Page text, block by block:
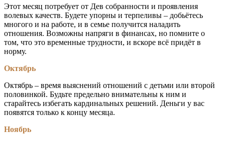
Этот месяц потребует от Дев собранности и проявления
волевых качеств. Будете упорны и терпеливы – добьётесь
многого и на работе, и в семье получится наладить
отношения. Возможны напряги в финансах, но помните о
том, что это временные трудности, и вскоре всё придёт в
норму.
Октябрь
Октябрь – время выяснений отношений с детьми или второй
половинкой. Будьте предельно внимательны к ним и
старайтесь избегать кардинальных решений. Деньги у вас
появятся только к концу месяца.
Ноябрь